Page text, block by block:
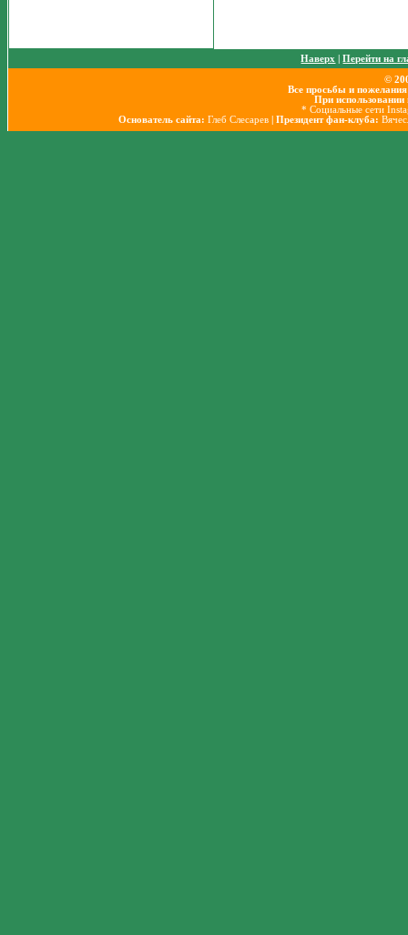
Наверх |Перейти на
©
Все просьбы и
При использовании
* Социальные сети
Основатель сайта: Глеб Слесарев | Президент фан-клуба: